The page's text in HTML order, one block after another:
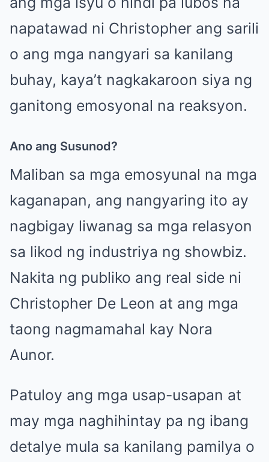
napatawad ni Christopher ang sarili
o ang mga nangyari sa kanilang
buhay, kaya’t nagkakaroon siya ng
ganitong emosyonal na reaksyon.
Ano ang Susunod?
Maliban sa mga emosyunal na mga
kaganapan, ang nangyaring ito ay
nagbigay liwanag sa mga relasyon
sa likod ng industriya ng showbiz.
Nakita ng publiko ang real side ni
Christopher De Leon at ang mga
taong nagmamahal kay Nora
Aunor.
Patuloy ang mga usap-usapan at
may mga naghihintay pa ng ibang
detalye mula sa kanilang pamilya o